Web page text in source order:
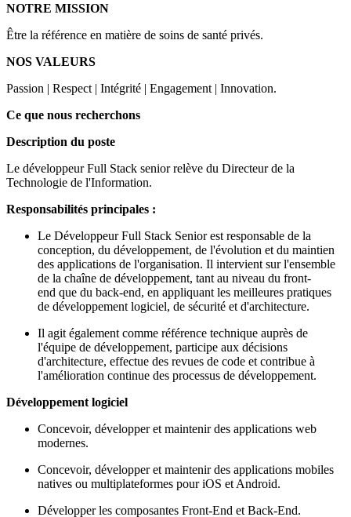
NOTRE MISSION
Être la référence en matière de soins de santé privés.
NOS VALEURS
Passion | Respect | Intégrité | Engagement | Innovation.
Ce que nous recherchons
Description du poste
Le développeur Full Stack senior relève du Directeur de la
Technologie de l'Information.
Responsabilités principales :
Le Développeur Full Stack Senior est responsable de la
conception, du développement, de l'évolution et du maintien
des applications de l'organisation. Il intervient sur l'ensemble
de la chaîne de développement, tant au niveau du front-
end que du back-end, en appliquant les meilleures pratiques
de développement logiciel, de sécurité et d'architecture.
Il agit également comme référence technique auprès de
l'équipe de développement, participe aux décisions
d'architecture, effectue des revues de code et contribue à
l'amélioration continue des processus de développement.
Développement logiciel
Concevoir, développer et maintenir des applications web
modernes.
Concevoir, développer et maintenir des applications mobiles
natives ou multiplateformes pour iOS et Android.
Développer les composantes Front-End et Back-End.